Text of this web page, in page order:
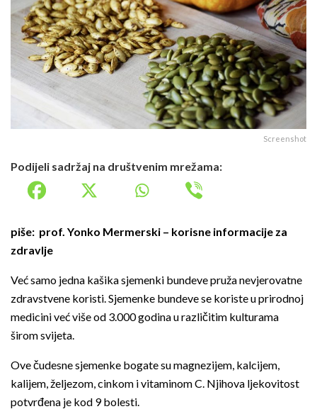
Screenshot
Podijeli sadržaj na društvenim mrežama:
piše: prof. Yonko Mermerski – korisne informacije za
zdravlje
Već samo jedna kašika sjemenki bundeve pruža nevjerovatne
zdravstvene koristi. Sjemenke bundeve se koriste u prirodnoj
medicini već više od 3.000 godina u različitim kulturama
širom svijeta.
Ove čudesne sjemenke bogate su magnezijem, kalcijem,
kalijem, željezom, cinkom i vitaminom C. Njihova ljekovitost
potvrđena je kod 9 bolesti.